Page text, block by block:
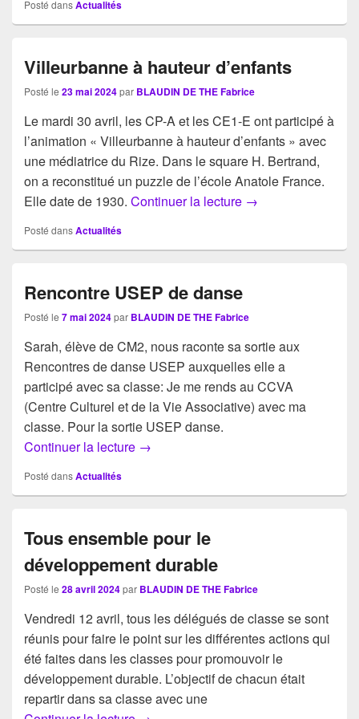
Posté dansActualités
Villeurbanne à hauteur d’enfants
Posté le 23 mai 2024par BLAUDIN DE THE Fabrice
Le mardi 30 avril, les CP-A et les CE1-E ont participé à
l’animation « Villeurbanne à hauteur d’enfants » avec
une médiatrice du Rize. Dans le square H. Bertrand,
on a reconstitué un puzzle de l’école Anatole France.
Elle date de 1930. Continuer la lecture Villeurbanne à
→
Posté dansActualités
Rencontre USEP de danse
Posté le 7 mai 2024par BLAUDIN DE THE Fabrice
Sarah, élève de CM2, nous raconte sa sortie aux
Rencontres de danse USEP auxquelles elle a
participé avec sa classe: Je me rends au CCVA
(Centre Culturel et de la Vie Associative) avec ma
classe. Pour la sortie USEP danse.
Continuer la lecture Rencontre USEP de danse
→
Posté dansActualités
Tous ensemble pour le
développement durable
Posté le 28 avril 2024par BLAUDIN DE THE Fabrice
Vendredi 12 avril, tous les délégués de classe se sont
réunis pour faire le point sur les différentes actions qui
été faites dans les classes pour promouvoir le
développement durable. L’objectif de chacun était
repartir dans sa classe avec une